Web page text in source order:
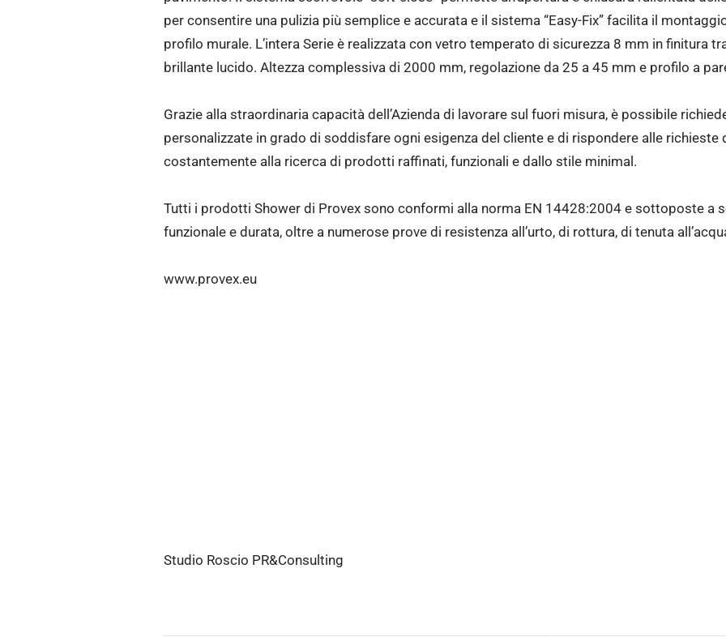
per consentire una pulizia più semplice e accurata e il sistema “Easy-Fix” facilita il
profilo murale. L’intera Serie è realizzata con vetro temperato di sicurezza 8 mm in finitura
brillante lucido. Altezza complessiva di 2000 mm, regolazione da 25 a 45 mm e profilo a
Grazie alla straordinaria capacità dell’Azienda di lavorare sul fuori misura, è possibile
personalizzate in grado di soddisfare ogni esigenza del cliente e di rispondere alle
costantemente alla ricerca di prodotti raffinati, funzionali e dallo stile minimal.
Tutti i prodotti Shower di Provex sono conformi alla norma EN 14428:2004 e sottoposte a
funzionale e durata, oltre a numerose prove di resistenza all’urto, di rottura, di tenuta
www.provex.eu
Studio Roscio PR&Consulting